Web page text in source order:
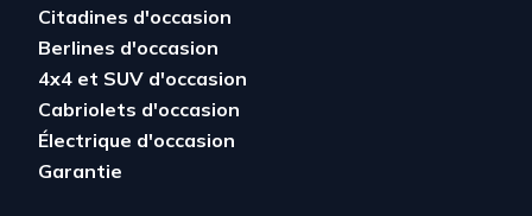
Citadines d'occasion
Berlines d'occasion
4x4 et SUV d'occasion
Cabriolets d'occasion
Électrique d'occasion
Garantie